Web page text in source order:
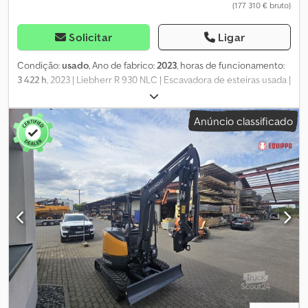
(177 310 € bruto)
Solicitar Ligar
Condição:usado, Ano de fabrico:2023, horas de funcionamento:
3 422 h, 2023 | Liebherr R 930 NLC | Escavadora de esteiras usada |
3422 horas 📍Localização: Alemanha 🚛 Entrega disponível no seu
destino – Utilize a nossa ferramenta de cálculo de frete para
estimar os custos de transporte! 💰 Compre agora por 149.000
EUR ou faça uma oferta. Pagamento na entrega disponível
mediante uma taxa acessível (sujeito a aprovação)* 👷‍♂️
Inspecionado por um especialista independente 65 pontos de
inspeção, 64 aprovados ✅, 0 imperfeições ℹ️, 1 observação ⚠️ 📌
Comentário do inspetor: Escavadora de esteiras em bom estado
de funcionamento, necessita de limpeza, condição dos fluidos
OK, sem outros problemas detectados durante a inspeção. 📄
Deseja visualizar o relatório de inspeção completo, fotos
adicionais ou um vídeo? Dica: A referência "41072 Equippo" é
frequentemente utilizada ao procurar informações mais
detalhadas online. Credpfxjzrn Drj Afljf 💡 Por que esta máquina e
o nosso serviço se destacam: ✔ Inspeção completa realizada por
Anúncio classificado